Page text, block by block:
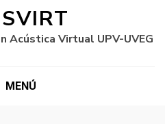
Acústica Virtual UPV-UVEG
MENÚ